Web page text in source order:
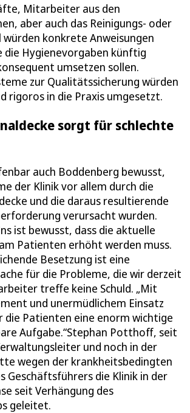
Mitarbeiter aus den
aber auch das Reinigungs- oder
würden konkrete Anweisungen
die Hygienevorgaben künftig
umsetzen sollen.
zur Qualitätssicherung würden
rigoros in die Praxis umgesetzt.
sorgt für schlechte
auch Boddenberg bewusst,
der Klinik vor allem durch die
und die daraus resultierende
verursacht wurden.
ist bewusst, dass die aktuelle
Patienten erhöht werden muss.
Besetzung ist eine
für die Probleme, die wir derzeit
treffe keine Schuld. „Mit
und unermüdlichem Einsatz
die Patienten eine enorm wichtige
Aufgabe.“Stephan Potthoff, seit
und noch in der
wegen der krankheitsbedingten
Geschäftsführers die Klinik in der
seit Verhängung des
geleitet.